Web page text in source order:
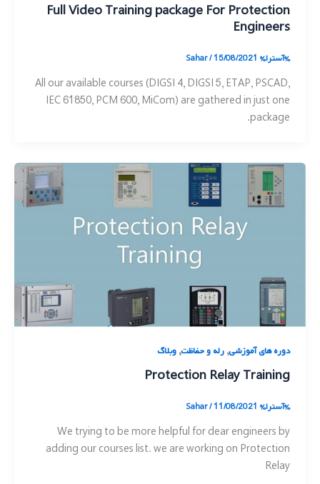
Full Video Training package For Protection
Engineers
%آسترا% Sahar/15/08/2021
All our available courses (DIGSI 4, DIGSI 5, ETAP, PSCAD,
IEC 61850, PCM 600, MiCom) are gathered in just one
package.
دوره های آموزشی, رله و حفاظت, وبلاگ
Protection Relay Training
%آسترا% Sahar/11/08/2021
We trying to be more helpful for dear engineers by
adding our courses list. we are working on Protection
Relay